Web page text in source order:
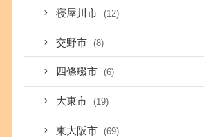
寝屋川市 (12)
交野市 (8)
四條畷市 (6)
大東市 (19)
東大阪市 (69)